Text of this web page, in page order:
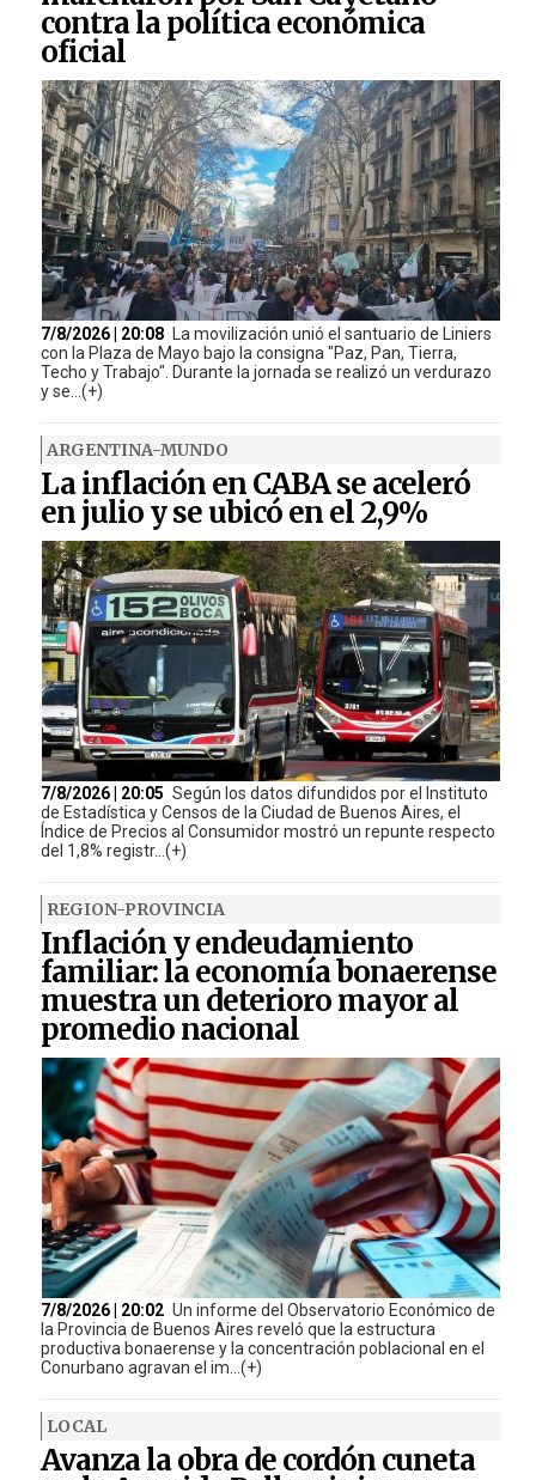
contra la política económica
oficial
7/8/2026 | 20:08
La movilización unió el santuario de Liniers
con la Plaza de Mayo bajo la consigna "Paz, Pan, Tierra,
Techo y Trabajo". Durante la jornada se realizó un verdurazo
y se...(+)
ARGENTINA-MUNDO
La inflación en CABA se aceleró
en julio y se ubicó en el 2,9%
7/8/2026 | 20:05 Según los datos difundidos por el Instituto
de Estadística y Censos de la Ciudad de Buenos Aires, el
Índice de Precios al Consumidor mostró un repunte respecto
del 1,8% registr...(+)
REGION-PROVINCIA
Inflación y endeudamiento
familiar: la economía bonaerense
muestra un deterioro mayor al
promedio nacional
7/8/2026 | 20:02 Un informe del Observatorio Económico de
la Provincia de Buenos Aires reveló que la estructura
productiva bonaerense y la concentración poblacional en el
Conurbano agravan el im...(+)
LOCAL
Avanza la obra de cordón cuneta